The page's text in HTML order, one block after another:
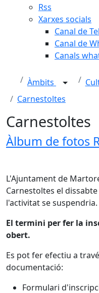
Rss
Xarxes socials
Canal de
Canal de
Canals
Àmbits
Carnestoltes
Carnestoltes
Àlbum de fotos
L'Ajuntament de
Carnestoltes el
l'activitat se suspendria.
El termini per fer la
obert.
Es pot fer efectiu a
documentació:
Formulari